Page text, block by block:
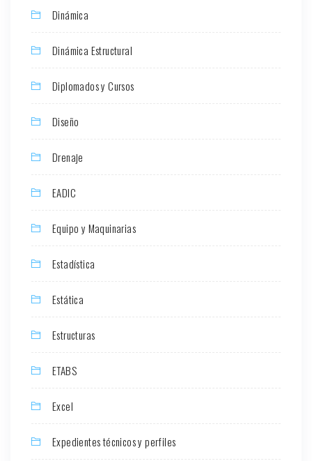
Dinámica
Dinámica Estructural
Diplomados y Cursos
Diseño
Drenaje
EADIC
Equipo y Maquinarias
Estadística
Estática
Estructuras
ETABS
Excel
Expedientes técnicos y perfiles